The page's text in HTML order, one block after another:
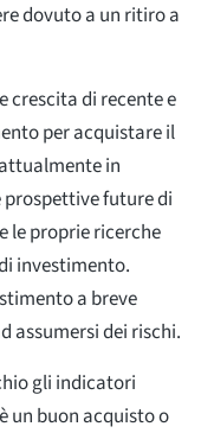
dovuto a un ritiro a
crescita di recente e
per acquistare il
in
prospettive future di
le proprie ricerche
investimento.
a breve
assumersi dei rischi.
gli indicatori
un buon acquisto o